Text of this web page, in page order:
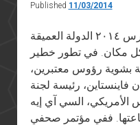
Published 11/03/2014
نُشر في فيسبوك” في ١١ مارس ٢٠١٤ الدولة العميقة
كل مكان. في تطور خطير
بشوية رؤوس معتبرين،
فاينستاين، رئيسة لجنة
الأمريكي، السي آي إيه
ففي مؤتمر صحفي